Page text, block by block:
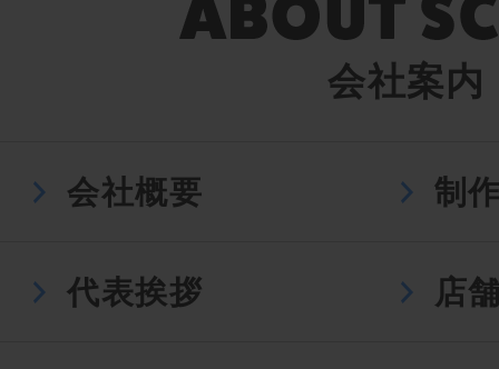
会社案内
会社概要 制
代表挨拶 店